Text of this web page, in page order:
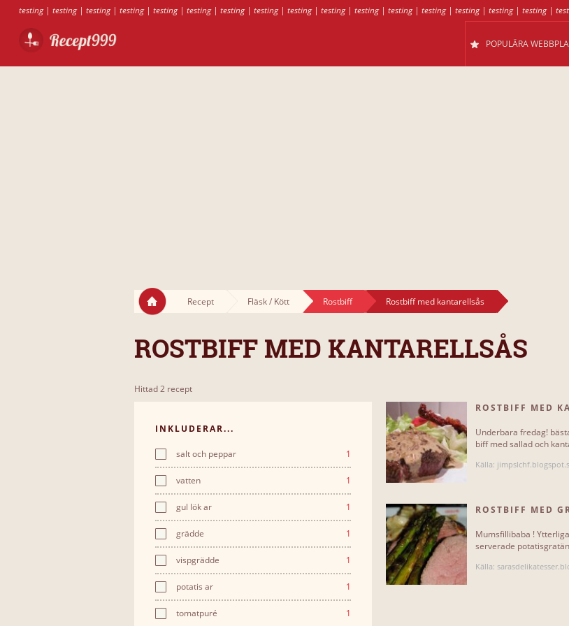
testing| testing| testing| testing| testing| testing| testing| testing| testing| testing| testing| testing| testing| testing| testing| testing|
POPULÄRA
Recept Fläsk / Kött Rostbiff Rostbiff med kantarellsås
ROSTBIFF MED KANTARELLSÅS
Hittad 2 recept
INKLUDERAR...
salt och peppar 1
vatten 1
gul lök ar 1
grädde 1
vispgrädde 1
potatis ar 1
tomatpuré 1
ROSTBIFF MED
Underbara fredag!
biff med sallad och
Källa:
ROSTBIFF MED
Mumsfillibaba !
serverade
Källa: